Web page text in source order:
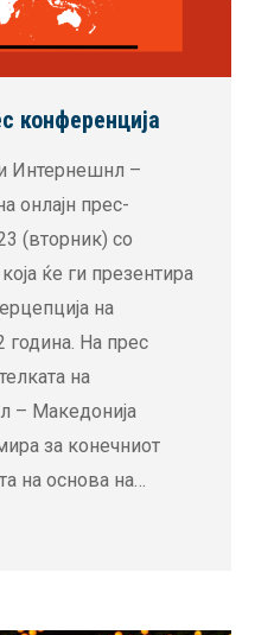
конференција
Интернешнл –
онлајн прес-
(вторник) со
ќе ги презентира
на
година. На прес
на
– Македонија
за конечниот
на основа на…